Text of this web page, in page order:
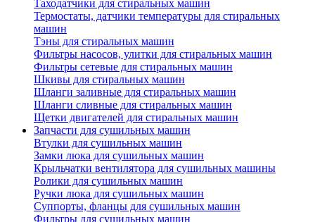
Таходатчики для стиральных машин
Термостаты, датчики температуры для стиральных
машин
Тэны для стиральных машин
Фильтры насосов, улитки для стиральных машин
Фильтры сетевые для стиральных машин
Шкивы для стиральных машин
Шланги заливные для стиральных машин
Шланги сливные для стиральных машин
Щетки двигателей для стиральных машин
Запчасти для сушильных машин
Втулки для сушильных машин
Замки люка для сушильных машин
Крыльчатки вентилятора для сушильных машины
Ролики для сушильных машин
Ручки люка для сушильных машин
Суппорты, фланцы для сушильных машин
Фильтры для сушильных машин